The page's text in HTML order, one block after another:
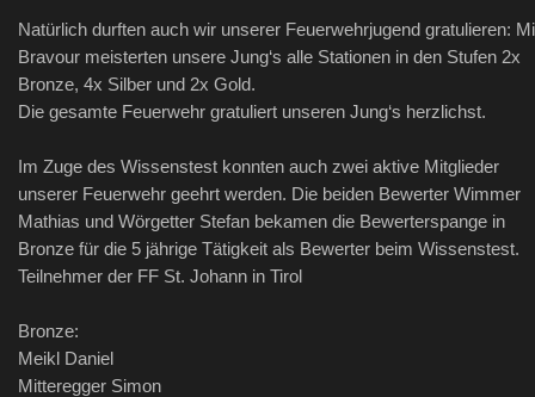
Natürlich durften auch wir unserer Feuerwehrjugend gratulieren:
Bravour meisterten unsere Jung‘s alle Stationen in den Stufen 2x
Bronze, 4x Silber und 2x Gold.
Die gesamte Feuerwehr gratuliert unseren Jung‘s herzlichst.
Im Zuge des Wissenstest konnten auch zwei aktive Mitglieder
unserer Feuerwehr geehrt werden. Die beiden Bewerter Wimmer
Mathias und Wörgetter Stefan bekamen die Bewerterspange in
Bronze für die 5 jährige Tätigkeit als Bewerter beim Wissenstest.
Teilnehmer der FF St. Johann in Tirol
Bronze:
Meikl Daniel
Mitteregger Simon